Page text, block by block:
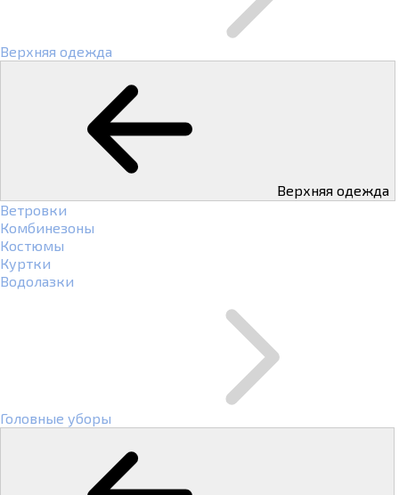
Верхняя одежда
Верхняя одежда
Ветровки
Комбинезоны
Костюмы
Куртки
Водолазки
Головные уборы